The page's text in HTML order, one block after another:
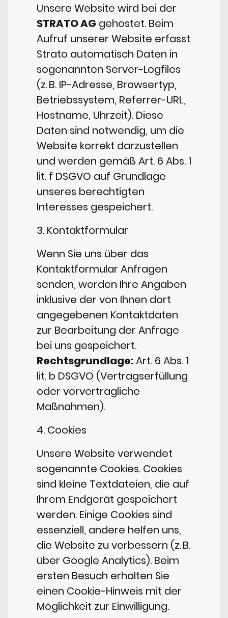
Unsere Website wird bei der
STRATO AG gehostet. Beim
Aufruf unserer Website erfasst
Strato automatisch Daten in
sogenannten Server-Logfiles
(z. B. IP-Adresse, Browsertyp,
Betriebssystem, Referrer-URL,
Hostname, Uhrzeit). Diese
Daten sind notwendig, um die
Website korrekt darzustellen
und werden gemäß Art. 6 Abs. 1
lit. f DSGVO auf Grundlage
unseres berechtigten
Interesses gespeichert.
3. Kontaktformular
Wenn Sie uns über das
Kontaktformular Anfragen
senden, werden Ihre Angaben
inklusive der von Ihnen dort
angegebenen Kontaktdaten
zur Bearbeitung der Anfrage
bei uns gespeichert.
Rechtsgrundlage:Art. 6 Abs. 1
lit. b DSGVO (Vertragserfüllung
oder vorvertragliche
Maßnahmen).
4. Cookies
Unsere Website verwendet
sogenannte Cookies. Cookies
sind kleine Textdateien, die auf
Ihrem Endgerät gespeichert
werden. Einige Cookies sind
essenziell, andere helfen uns,
die Website zu verbessern (z. B.
über Google Analytics). Beim
ersten Besuch erhalten Sie
einen Cookie-Hinweis mit der
Möglichkeit zur Einwilligung.